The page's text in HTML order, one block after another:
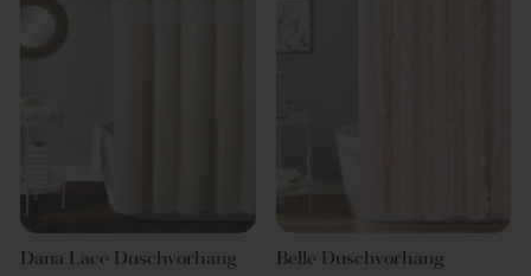
Dana Lace Duschvorhang Belle Duschvorhang